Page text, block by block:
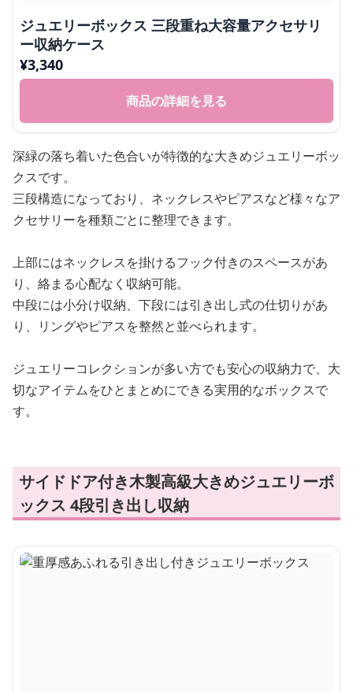
ジュエリーボックス 三段重ね大容量アクセサリ
ー収納ケース
¥3,340
商品の詳細を見る
深緑の落ち着いた色合いが特徴的な大きめジュエリーボッ
クスです。
三段構造になっており、ネックレスやピアスなど様々なア
クセサリーを種類ごとに整理できます。
上部にはネックレスを掛けるフック付きのスペースがあ
り、絡まる心配なく収納可能。
中段には小分け収納、下段には引き出し式の仕切りがあ
り、リングやピアスを整然と並べられます。
ジュエリーコレクションが多い方でも安心の収納力で、大
切なアイテムをひとまとめにできる実用的なボックスで
す。
サイドドア付き木製高級大きめジュエリーボ
ックス 4段引き出し収納